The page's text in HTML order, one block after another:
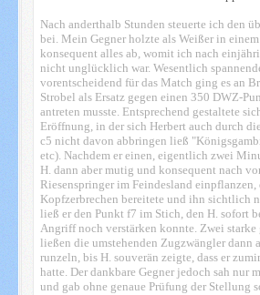
Nach anderthalb Stunden steuerte ich den
bei. Mein Gegner holzte als Weißer in
konsequent alles ab, womit ich nach
nicht unglücklich war. Wesentlich
vorentscheidend für das Match ging es an
Strobel als Ersatz gegen einen 350 DWZ-
antreten musste. Entsprechend gestaltete
Eröffnung, in der sich Herbert auch durch
c5 nicht davon abbringen ließ
etc). Nachdem er einen, eigentlich zwei
H. dann aber mutig und konsequent nach
Riesenspringer im Feindesland einpflanzen,
Kopfzerbrechen bereitete und ihn sichtlich
ließ er den Punkt f7 im Stich, den H. sofort
Angriff noch verstärken konnte. Zwei starke
ließen die umstehenden Zugzwängler dann
runzeln, bis H. souverän zeigte, dass er
hatte. Der dankbare Gegner jedoch sah nur
und gab ohne genaue Prüfung der Stellung